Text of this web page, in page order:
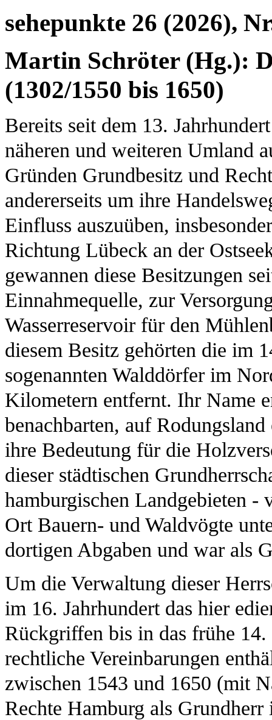
sehepunkte 26 (2026),
Martin Schröter (Hg.):
(1302/1550 bis 1650)
Bereits seit dem 13.
näheren und weiteren Umland
Gründen Grundbesitz und
andererseits um ihre
Einfluss auszuüben,
Richtung Lübeck an der
gewannen diese Besitzungen
Einnahmequelle, zur
Wasserreservoir für den
diesem Besitz gehörten die im
sogenannten Walddörfer im
Kilometern entfernt. Ihr Name
benachbarten, auf
ihre Bedeutung für die
dieser städtischen
hamburgischen Landgebieten -
Ort Bauern- und Waldvögte
dortigen Abgaben und war als
Um die Verwaltung dieser
im 16. Jahrhundert das hier
Rückgriffen bis in das frühe
rechtliche Vereinbarungen
zwischen 1543 und 1650 (mit
Rechte Hamburg als